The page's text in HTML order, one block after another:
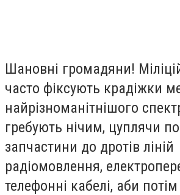
Шановні громадяни!
часто фіксують крадіжки
найрізноманітнішого
гребують нічим, цуплячи
запчастини до дротів ліній
радіомовлення,
телефонні кабелі, аби потім